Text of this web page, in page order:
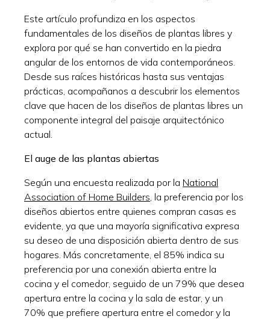
Este artículo profundiza en los aspectos
fundamentales de los diseños de plantas libres y
explora por qué se han convertido en la piedra
angular de los entornos de vida contemporáneos.
Desde sus raíces históricas hasta sus ventajas
prácticas, acompañanos a descubrir los elementos
clave que hacen de los diseños de plantas libres un
componente integral del paisaje arquitectónico
actual.
El auge de las plantas abiertas
Según una encuesta realizada por la National
Association of Home Builders , la preferencia por los
diseños abiertos entre quienes compran casas es
evidente, ya que una mayoría significativa expresa
su deseo de una disposición abierta dentro de sus
hogares. Más concretamente, el 85% indica su
preferencia por una conexión abierta entre la
cocina y el comedor, seguido de un 79% que desea
apertura entre la cocina y la sala de estar, y un
70% que prefiere apertura entre el comedor y la